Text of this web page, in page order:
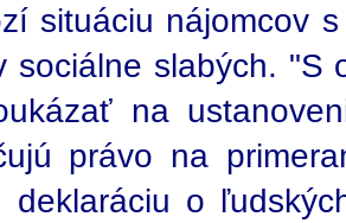
situáciu nájomcov
sociálne slabých. "S
na
právo na
deklaráciu o